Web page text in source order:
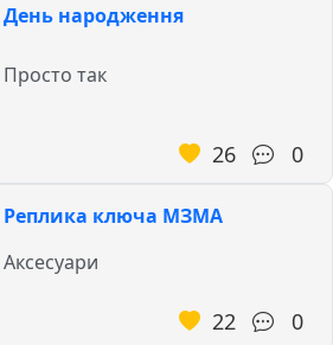
День народження
Просто так
26 0
Реплика ключа МЗМА
Аксесуари
22 0